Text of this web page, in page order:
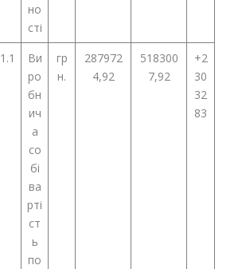
но
сті
1.1
Ви
ро
бн
ич
а
со
бі
ва
рті
ст
ь
по
гр
н.
287972
4,92
518300
7,92
+2
30
32
83